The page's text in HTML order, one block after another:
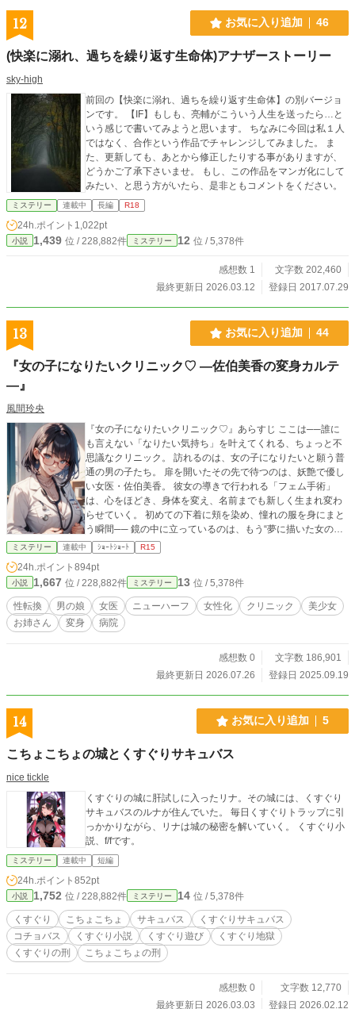
12 お気に入り追加 46
(快楽に溺れ、過ちを繰り返す生命体)アナザーストーリー
sky-high
前回の【快楽に溺れ、過ちを繰り返す生命体】の別バージョ
ンです。 【IF】もしも、亮輔がこういう人生を送ったら…と
いう感じで書いてみようと思います。 ちなみに今回は私１人
ではなく、合作という作品でチャレンジしてみました。 ま
た、更新しても、あとから修正したりする事がありますが、
どうかご了承下さいませ。 もし、この作品をマンガ化にして
みたい、と思う方がいたら、是非ともコメントをください。
ミステリー 連載中 長編 R18
24h.ポイント 1,022pt
小説 1,439 位 / 228,882件 ミステリー 12 位 / 5,378件
感想数 1
文字数 202,460
最終更新日 2026.03.12
登録日 2017.07.29
13 お気に入り追加 44
『女の子になりたいクリニック♡ ―佐伯美香の変身カルテ
―』
風間玲央
『女の子になりたいクリニック♡』あらすじ ここは──誰に
も言えない「なりたい気持ち」を叶えてくれる、ちょっと不
思議なクリニック。 訪れるのは、女の子になりたいと願う普
通の男の子たち。 扉を開いたその先で待つのは、妖艶で優し
い女医・佐伯美香。 彼女の導きで行われる「フェム手術」
は、心をほどき、身体を変え、名前までも新しく生まれ変わ
らせていく。 初めての下着に頬を染め、憧れの服を身にまと
う瞬間── 鏡の中に立っているのは、もう“夢に描いた女の
子”の姿。 そして数日後には、恋の始まりが待っている。 名
前を呼ばれ、手をつながれ、胸の奥でこぼれるのはただひと
つ。 「……女の子になって、本当に……よかった……♡」 甘
く、切なく、そして幸せな変身物語。 ――次に診察室の扉を
叩くのは、あなたかもしれない
ミステリー 連載中 ｼｮｰﾄｼｮｰﾄ R15
24h.ポイント 894pt
小説 1,667 位 / 228,882件 ミステリー 13 位 / 5,378件
性転換 男の娘 女医 ニューハーフ 女性化 クリニック
美少女
お姉さん
変身 病院
感想数 0
文字数 186,901
最終更新日 2026.07.26
登録日 2025.09.19
14 お気に入り追加 5
こちょこちょの城とくすぐりサキュバス
nice tickle
くすぐりの城に肝試しに入ったリナ。その城には、くすぐり
サキュバスのルナが住んでいた。 毎日くすぐりトラップに引
っかかりながら、リナは城の秘密を解いていく。 くすぐり小
説、f/fです。
ミステリー 連載中 短編
24h.ポイント 852pt
小説 1,752 位 / 228,882件 ミステリー 14 位 / 5,378件
くすぐり こちょこちょ サキュバス
くすぐりサキュバス
コチョバス
くすぐり小説 くすぐり遊び
くすぐり地獄
くすぐりの刑
こちょこちょの刑
感想数 0
文字数 12,770
最終更新日 2026.03.03
登録日 2026.02.12